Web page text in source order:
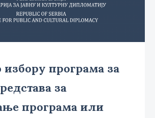
програма за
за
програма или